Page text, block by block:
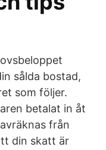
sålda bostad,
som följer.
betalat in åt
från
din skatt är